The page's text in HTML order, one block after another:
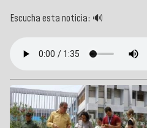
Escucha esta noticia: 🔊